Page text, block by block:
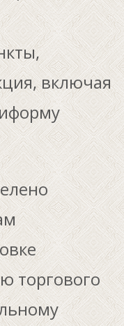
включая
торгового